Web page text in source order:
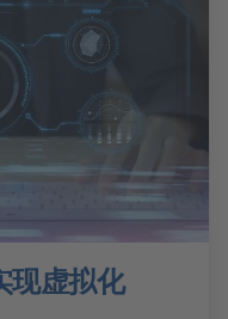
现虚拟化